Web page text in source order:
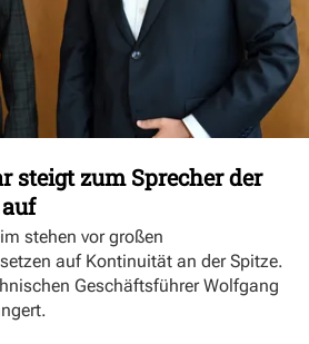
steigt zum Sprecher der
stehen vor großen
auf Kontinuität an der Spitze.
Geschäftsführer Wolfgang